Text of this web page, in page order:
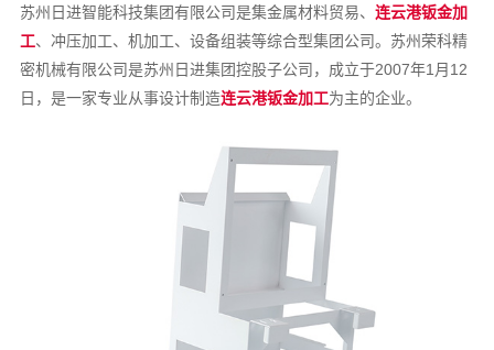
苏州日进智能科技集团有限公司是集金属材料贸易、连云港钣金加
工、冲压加工、机加工、设备组装等综合型集团公司。苏州荣科精
密机械有限公司是苏州日进集团控股子公司，成立于2007年1月12
日，是一家专业从事设计制造连云港钣金加工为主的企业。